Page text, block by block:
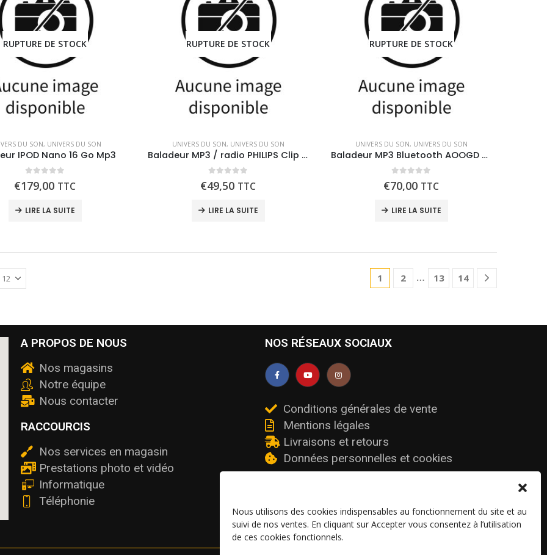
Nous utilisons des cookies indispensables au fonctionnement du site et au
suivi de nos ventes. En cliquant sur Accepter vous consentez à l’utilisation
de ces cookies fonctionnels.
RUPTURE DE STOCK
DU SON, UNIVERS DU SON
IPOD Nano 16 Go Mp3
€179,00 TTC
LIRE LA SUITE
RUPTURE DE STOCK
UNIVERS DU SON, UNIVERS DU SON
Baladeur MP3 / radio PHILIPS Clip Jam 8Go
€49,50 TTC
LIRE LA SUITE
RUPTURE DE STOCK
UNIVERS DU SON, UNIVERS DU SON
Baladeur MP3 Bluetooth AOOGD 32Go
€70,00 TTC
LIRE LA SUITE
1 2 … 13 14
A PROPOS DE NOUS
Nos magasins
Notre équipe
Nous contacter
RACCOURCIS
Nos services en magasin
Prestations photo et vidéo
Informatique
Téléphonie
NOS RÉSEAUX SOCIAUX
Conditions générales de vente
Mentions légales
Livraisons et retours
Données personnelles et cookies